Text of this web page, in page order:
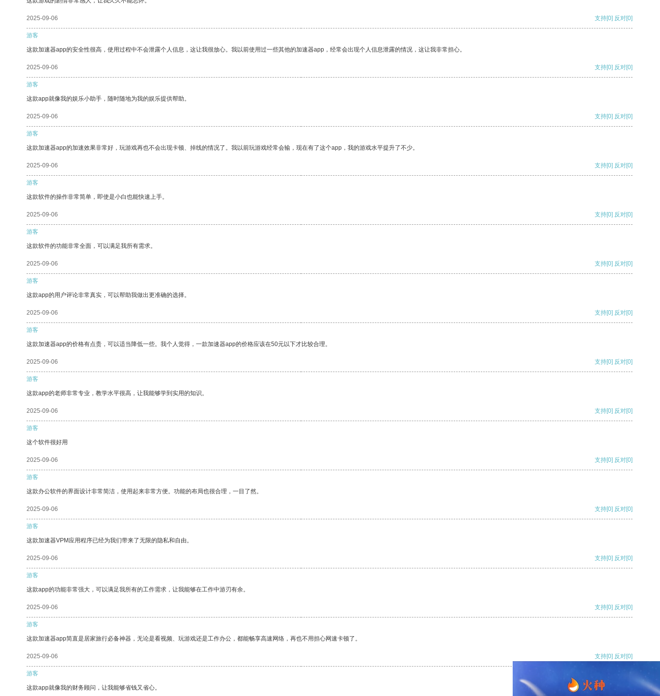
2025-09-06 支持[0] 反对[0]
游客
这款加速器app的安全性很高，使用过程中不会泄露个人信息，这让我很放心。我以前使用过一些其他的加速器app，经常会出现个人信息泄露的情况，这让我非常担心。
2025-09-06 支持[0] 反对[0]
游客
这款app就像我的娱乐小助手，随时随地为我的娱乐提供帮助。
2025-09-06 支持[0] 反对[0]
游客
这款加速器app的加速效果非常好，玩游戏再也不会出现卡顿、掉线的情况了。我以前玩游戏经常会输，现在有了这个app，我的游戏水平提升了不少。
2025-09-06 支持[0] 反对[0]
游客
这款软件的操作非常简单，即使是小白也能快速上手。
2025-09-06 支持[0] 反对[0]
游客
这款软件的功能非常全面，可以满足我所有需求。
2025-09-06 支持[0] 反对[0]
游客
这款app的用户评论非常真实，可以帮助我做出更准确的选择。
2025-09-06 支持[0] 反对[0]
游客
这款加速器app的价格有点贵，可以适当降低一些。我个人觉得，一款加速器app的价格应该在50元以下才比较合理。
2025-09-06 支持[0] 反对[0]
游客
这款app的老师非常专业，教学水平很高，让我能够学到实用的知识。
2025-09-06 支持[0] 反对[0]
游客
这个软件很好用
2025-09-06 支持[0] 反对[0]
游客
这款办公软件的界面设计非常简洁，使用起来非常方便。功能的布局也很合理，一目了然。
2025-09-06 支持[0] 反对[0]
游客
这款加速器VPM应用程序已经为我们带来了无限的隐私和自由。
2025-09-06 支持[0] 反对[0]
游客
这款app的功能非常强大，可以满足我所有的工作需求，让我能够在工作中游刃有余。
2025-09-06 支持[0] 反对[0]
游客
这款加速器app简直是居家旅行必备神器，无论是看视频、玩游戏还是工作办公，都能畅享高速网络，再也不用担心网速卡顿了。
2025-09-06 支持[0] 反对[0]
游客
这款app就像我的财务顾问，让我能够省钱又省心。